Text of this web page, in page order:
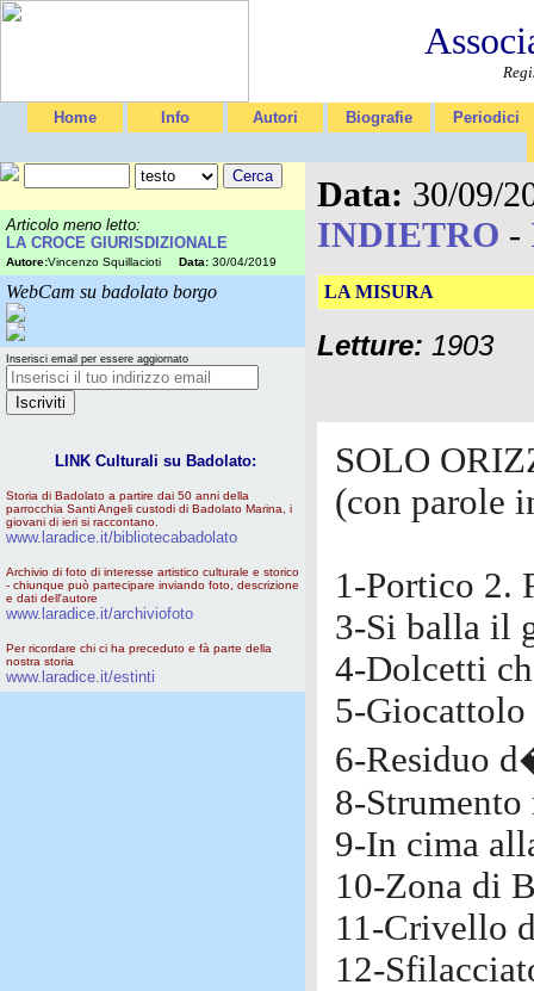
Home Info Autori Biografie Periodici
Articolo meno letto:
LA CROCE GIURISDIZIONALE
Autore:Vincenzo Squillacioti Data: 30/04/2019
WebCam su badolato borgo
Inserisci email per essere aggiornato
LINK Culturali su Badolato:
Storia di Badolato a partire dai 50 anni della
parrocchia Santi Angeli custodi di Badolato Marina, i
giovani di ieri si raccontano.
www.laradice.it/bibliotecabadolato
Archivio di foto di interesse artistico culturale e storico
- chiunque può partecipare inviando foto, descrizione
e dati dell'autore
www.laradice.it/archiviofoto
Per ricordare chi ci ha preceduto e fà parte della
nostra storia
www.laradice.it/estinti
Data: 30/09/
INDIETRO -
LA MISURA
Letture: 1903
SOLO
(con parole
1-Portico 2.
3-Si balla il
4-Dolcetti
5-Giocattolo
6-Residuo
8-
9-In cima
10-Zona di
11-Crivello
12-